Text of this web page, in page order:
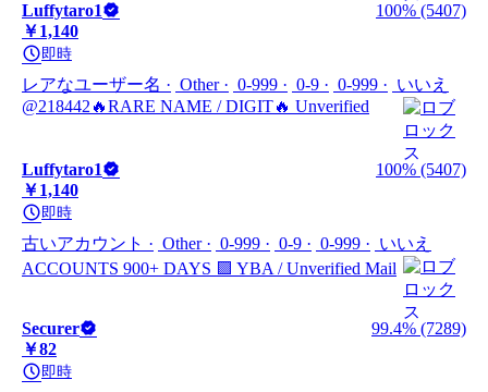
Luffytaro1
100% (5407)
￥1,140
即時
レアなユーザー名 Other 0-999 0-9 0-999
いいえ
@218442🔥RARE NAME / DIGIT🔥 Unverified
Luffytaro1
100% (5407)
￥1,140
即時
古いアカウント Other 0-999 0-9 0-999
いいえ
ACCOUNTS 900+ DAYS 🟪 YBA / Unverified Mail
Securer
99.4% (7289)
￥82
即時